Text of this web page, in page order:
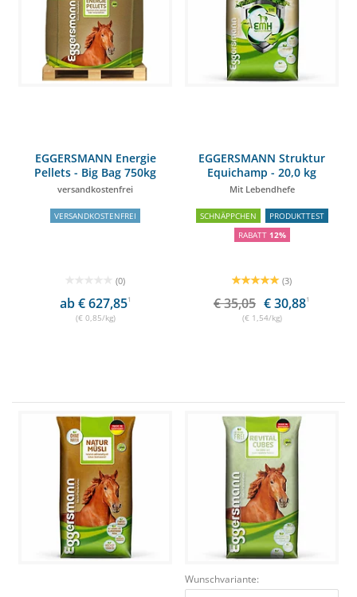
EGGERSMANN Energie
Pellets - Big Bag 750kg
versandkostenfrei
VERSANDKOSTENFREI
(0)
ab € 627,851
(€ 0,85/kg)
EGGERSMANN Struktur
Equichamp - 20,0 kg
Mit Lebendhefe
SCHNÄPPCHEN
PRODUKTTEST
RABATT 12%
(3)
€ 35,05 € 30,881
(€ 1,54/kg)
Wunschvariante: